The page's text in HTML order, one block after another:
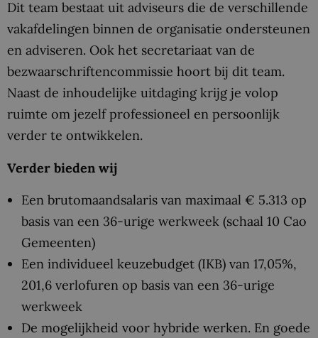
Dit team bestaat uit adviseurs die de verschillende
vakafdelingen binnen de organisatie ondersteunen
en adviseren. Ook het secretariaat van de
bezwaarschriftencommissie hoort bij dit team.
Naast de inhoudelijke uitdaging krijg je volop
ruimte om jezelf professioneel en persoonlijk
verder te ontwikkelen.
Verder bieden wij
Een brutomaandsalaris van maximaal € 5.313 op
basis van een 36-urige werkweek (schaal 10 Cao
Gemeenten)
Een individueel keuzebudget (IKB) van 17,05%,
201,6 verlofuren op basis van een 36-urige
werkweek
De mogelijkheid voor hybride werken. En goede